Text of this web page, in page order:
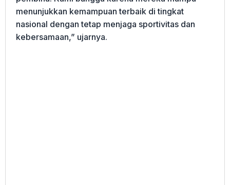
menunjukkan kemampuan terbaik di tingkat
nasional dengan tetap menjaga sportivitas dan
kebersamaan,” ujarnya.